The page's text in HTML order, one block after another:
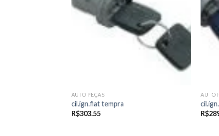
AUTO PEÇAS
cil.ign.fiat tempra
R$303.55
AUTO
R$